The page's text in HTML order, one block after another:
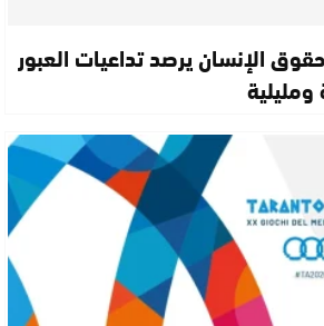
الإنسان يرصد تداعيات العبور